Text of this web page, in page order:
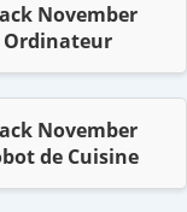
November
Ordinateur
November
de Cuisine